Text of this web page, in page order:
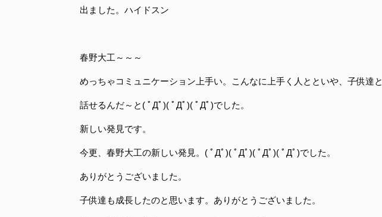
出ました。ハイドスン
春野大工～～～
めっちゃコミュニケーション上手い。こんなに上手く人とといや、子供達と
話せるんだ～と( ﾟДﾟ)( ﾟДﾟ)( ﾟДﾟ)でした。
新しい発見です。
今更、春野大工の新しい発見。( ﾟДﾟ)( ﾟДﾟ)( ﾟДﾟ)( ﾟДﾟ)でした。
ありがとうございました。
子供達も成長したのと思います。ありがとうございました。